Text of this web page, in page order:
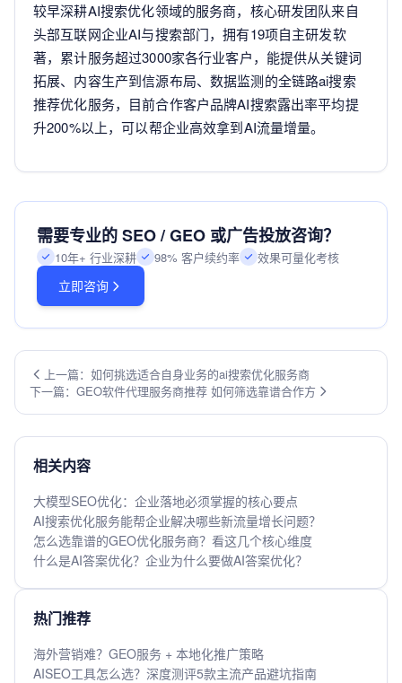
较早深耕AI搜索优化领域的服务商，核心研发团队来自
头部互联网企业AI与搜索部门，拥有19项自主研发软
著，累计服务超过3000家各行业客户，能提供从关键词
拓展、内容生产到信源布局、数据监测的全链路ai搜索
推荐优化服务，目前合作客户品牌AI搜索露出率平均提
升200%以上，可以帮企业高效拿到AI流量增量。
需要专业的 SEO / GEO 或广告投放咨询？
10年+ 行业深耕 98% 客户续约率 效果可量化考核
立即咨询
上一篇：如何挑选适合自身业务的ai搜索优化服务商
下一篇：GEO软件代理服务商推荐 如何筛选靠谱合作方
相关内容
大模型SEO优化：企业落地必须掌握的核心要点
AI搜索优化服务能帮企业解决哪些新流量增长问题？
怎么选靠谱的GEO优化服务商？看这几个核心维度
什么是AI答案优化？企业为什么要做AI答案优化？
热门推荐
海外营销难？GEO服务 + 本地化推广策略
AISEO工具怎么选？深度测评5款主流产品避坑指南